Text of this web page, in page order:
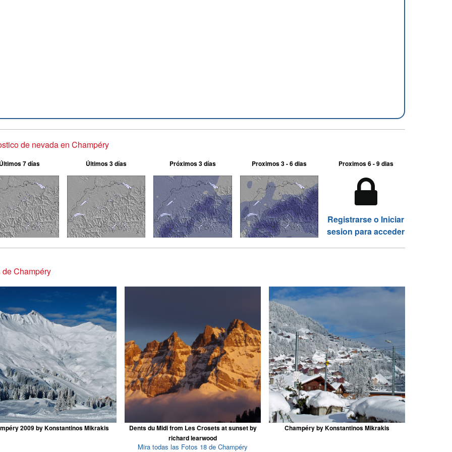
de nevada en Champéry
7 días Últimos 3 días Próximos 3 días Proximos 3 - 6 dias Proximos 6 - 9 dias
Registrarse o Iniciar
sesion para acceder
de Champéry
2009 by Konstantinos Mikrakis
Dents du Midi from Les Crosets at sunset by
richard learwood
Champéry by Konstantinos Mikrakis
Mira todas las Fotos 18 de Champéry